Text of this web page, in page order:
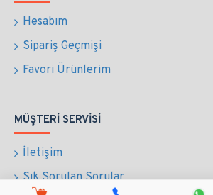
Hesabım
Sipariş Geçmişi
Favori Ürünlerim
MÜŞTERI SERVISI
İletişim
Sık Sorulan Sorular